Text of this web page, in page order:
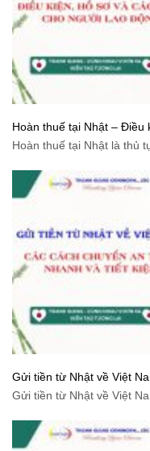
Hoàn thuế tại Nhật – Điều
động
Hoàn thuế tại Nhật là thủ
Gửi tiền từ Nhật về Việt
và tiết kiệm
Gửi tiền từ Nhật về Việt